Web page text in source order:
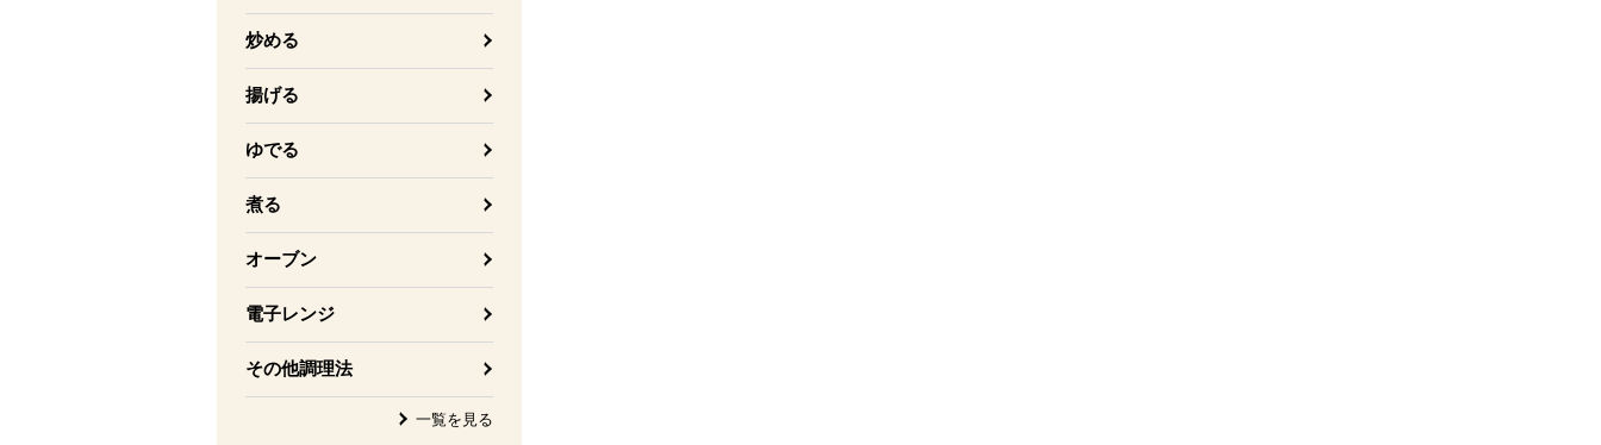
炒める
揚げる
ゆでる
煮る
オーブン
電子レンジ
その他調理法
一覧を見る